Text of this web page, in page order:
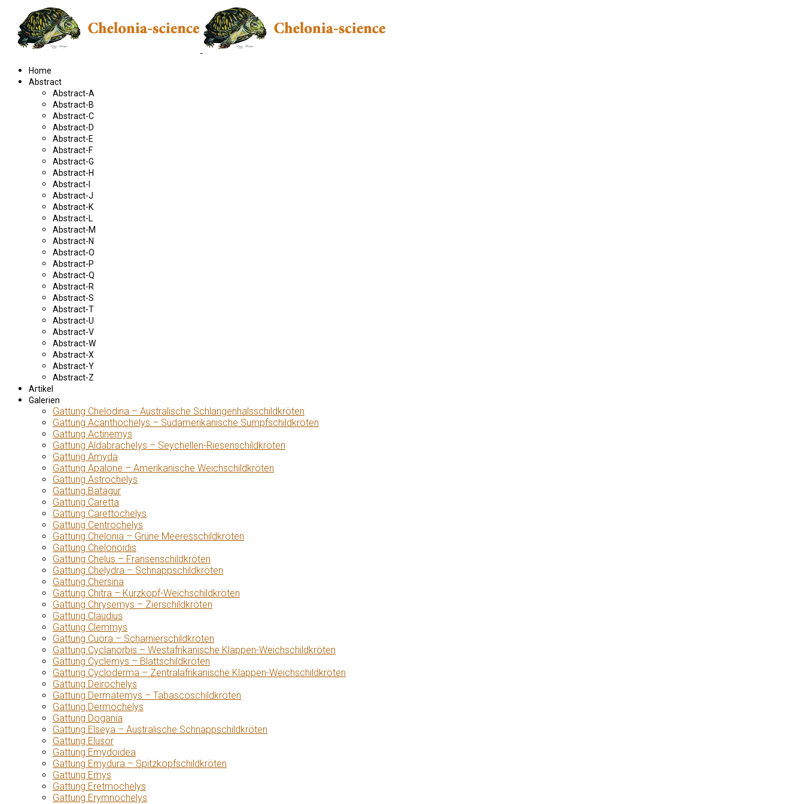
Home
Abstract
Abstract-A
Abstract-B
Abstract-C
Abstract-D
Abstract-E
Abstract-F
Abstract-G
Abstract-H
Abstract-I
Abstract-J
Abstract-K
Abstract-L
Abstract-M
Abstract-N
Abstract-O
Abstract-P
Abstract-Q
Abstract-R
Abstract-S
Abstract-T
Abstract-U
Abstract-V
Abstract-W
Abstract-X
Abstract-Y
Abstract-Z
Artikel
Galerien
Gattung Chelodina – Australische Schlangenhalsschildkröten
Gattung Acanthochelys – Südamerikanische Sumpfschildkröten
Gattung Actinemys
Gattung Aldabrachelys – Seychellen-Riesenschildkröten
Gattung Amyda
Gattung Apalone – Amerikanische Weichschildkröten
Gattung Astrochelys
Gattung Batagur
Gattung Caretta
Gattung Carettochelys
Gattung Centrochelys
Gattung Chelonia – Grüne Meeresschildkröten
Gattung Chelonoidis
Gattung Chelus – Fransenschildkröten
Gattung Chelydra – Schnappschildkröten
Gattung Chersina
Gattung Chitra – Kurzkopf-Weichschildkröten
Gattung Chrysemys – Zierschildkröten
Gattung Claudius
Gattung Clemmys
Gattung Cuora – Scharnierschildkröten
Gattung Cyclanorbis – Westafrikanische Klappen-Weichschildkröten
Gattung Cyclemys – Blattschildkröten
Gattung Cycloderma – Zentralafrikanische Klappen-Weichschildkröten
Gattung Deirochelys
Gattung Dermatemys – Tabascoschildkröten
Gattung Dermochelys
Gattung Dogania
Gattung Elseya – Australische Schnappschildkröten
Gattung Elusor
Gattung Emydoidea
Gattung Emydura – Spitzkopfschildkröten
Gattung Emys
Gattung Eretmochelys
Gattung Erymnochelys